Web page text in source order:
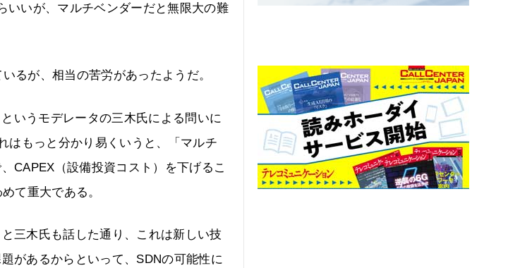
いいが、マルチベンダーだと無限大の難
るが、相当の苦労があったようだ。
いうモデレータの三木氏による問いに
はもっと分かり易くいうと、「マルチ
CAPEX（設備投資コスト）を下げるこ
て重大である。
三木氏も話した通り、これは新しい技
があるからといって、SDNの可能性に